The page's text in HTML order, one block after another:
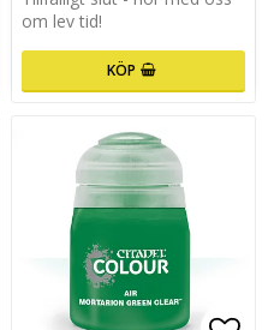
om lev tid!
KÖP